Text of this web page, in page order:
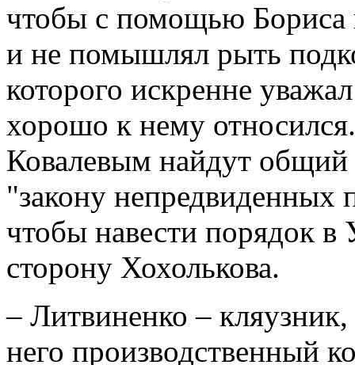
чтобы с помощью Бориса
и не помышлял рыть
которого искренне
хорошо к нему
Ковалевым найдут общий
"закону непредвиденных
чтобы навести порядок
сторону Хохолькова.
– Литвиненко –
него производственный